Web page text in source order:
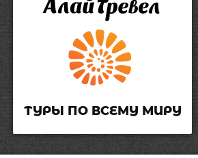
ТУРЫ ПО ВСЕМУ МИРУ